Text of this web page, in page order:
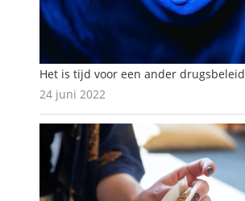
Het is tijd voor een ander drugsbeleid
24 juni 2022